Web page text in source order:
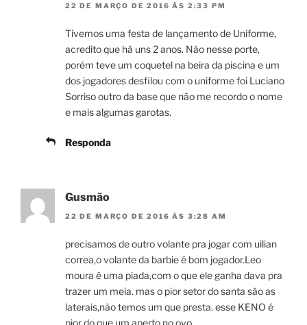
22 DE MARÇO DE 2016 ÀS 2:33 PM
Tivemos uma festa de lançamento de Uniforme,
acredito que há uns 2 anos. Não nesse porte,
porém teve um coquetel na beira da piscina e um
dos jogadores desfilou com o uniforme foi Luciano
Sorriso outro da base que não me recordo o nome
e mais algumas garotas.
Responda
Gusmão
22 DE MARÇO DE 2016 ÀS 3:28 AM
precisamos de outro volante pra jogar com uilian
correa,o volante da barbie é bom jogador.Leo
moura é uma piada,com o que ele ganha dava pra
trazer um meia. mas o pior setor do santa são as
laterais,não temos um que presta. esse KENO é